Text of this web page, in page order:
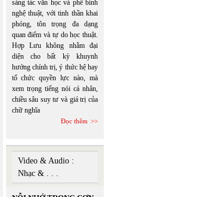
sáng tác văn học và phê bình
nghệ thuật, với tinh thần khai
phóng, tôn trọng đa dạng
quan điểm và tự do học thuật.
Hợp Lưu không nhằm đại
diện cho bất kỳ khuynh
hướng chính trị, ý thức hệ hay
tổ chức quyền lực nào, mà
xem trọng tiếng nói cá nhân,
chiều sâu suy tư và giá trị của
chữ nghĩa
Đọc thêm
Video & Audio :
Nhạc & . . .